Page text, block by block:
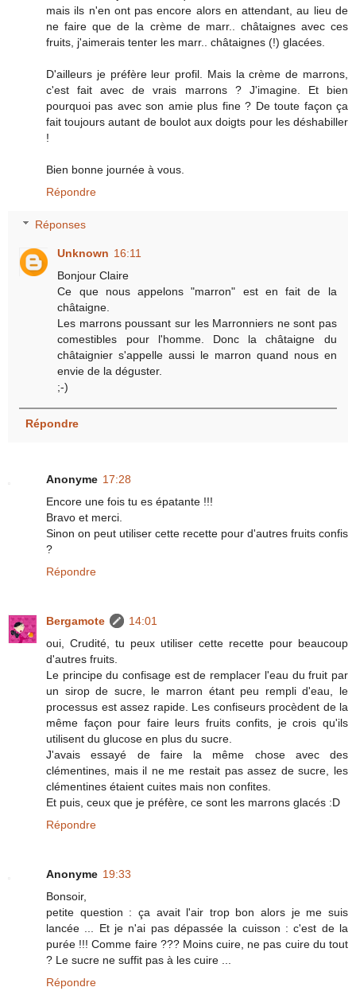
mais ils n'en ont pas encore alors en attendant, au lieu de
ne faire que de la crème de marr.. châtaignes avec ces
fruits, j'aimerais tenter les marr.. châtaignes (!) glacées.
D'ailleurs je préfère leur profil. Mais la crème de marrons,
c'est fait avec de vrais marrons ? J'imagine. Et bien
pourquoi pas avec son amie plus fine ? De toute façon ça
fait toujours autant de boulot aux doigts pour les déshabiller
!
Bien bonne journée à vous.
Répondre
Réponses
Unknown 16:11
Bonjour Claire
Ce que nous appelons "marron" est en fait de la
châtaigne.
Les marrons poussant sur les Marronniers ne sont pas
comestibles pour l'homme. Donc la châtaigne du
châtaignier s'appelle aussi le marron quand nous en
envie de la déguster.
;-)
Répondre
Anonyme 17:28
Encore une fois tu es épatante !!!
Bravo et merci.
Sinon on peut utiliser cette recette pour d'autres fruits confis
?
Répondre
Bergamote
14:01
oui, Crudité, tu peux utiliser cette recette pour beaucoup
d'autres fruits.
Le principe du confisage est de remplacer l'eau du fruit par
un sirop de sucre, le marron étant peu rempli d'eau, le
processus est assez rapide. Les confiseurs procèdent de la
même façon pour faire leurs fruits confits, je crois qu'ils
utilisent du glucose en plus du sucre.
J'avais essayé de faire la même chose avec des
clémentines, mais il ne me restait pas assez de sucre, les
clémentines étaient cuites mais non confites.
Et puis, ceux que je préfère, ce sont les marrons glacés :D
Répondre
Anonyme 19:33
Bonsoir,
petite question : ça avait l'air trop bon alors je me suis
lancée ... Et je n'ai pas dépassée la cuisson : c'est de la
purée !!! Comme faire ??? Moins cuire, ne pas cuire du tout
? Le sucre ne suffit pas à les cuire ...
Répondre